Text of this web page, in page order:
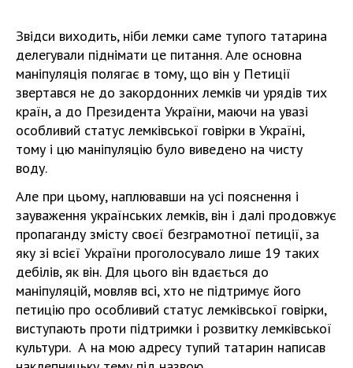
Звідси виходить, ніби лемки саме тупого татарина
делегували піднімати це питання. Але основна
маніпуляція полягає в тому, що він у Петиції
звертався не до закордонних лемків чи урядів тих
країн, а до Президента України, маючи на увазі
особливий статус лемківської говірки в Україні,
тому і цю маніпуляцію було виведено на чисту
воду.
Але при цьому, наплювавши на усі пояснення і
зауваження українських лемків, він і далі продовжує
пропаганду змісту своєї безграмотної петиції, за
яку зі всієї України проголосувало лише 19 таких
дебілів, як він. Для цього він вдається до
маніпуляцій, мовляв всі, хто не підтримує його
петицію про особливий статус лемківської говірки,
виступають проти підтримки і розвитку лемківської
культури. А на мою адресу тупий татарин написав